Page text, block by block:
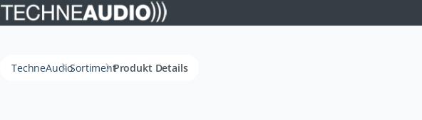
überspringen
TechneAudioSortimentProdukt Details